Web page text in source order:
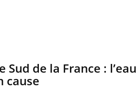
de la France :
cause